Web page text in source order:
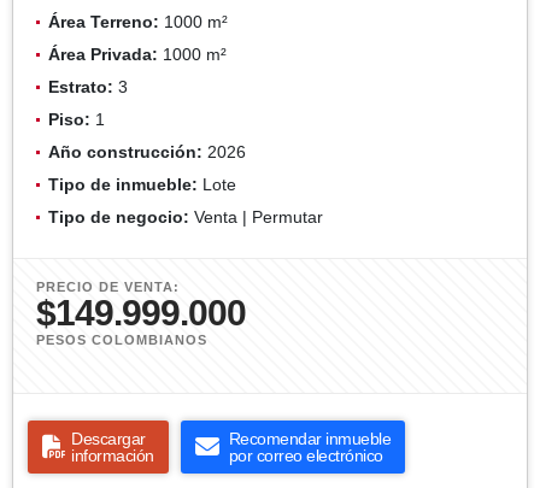
Área Terreno: 1000 m²
Área Privada: 1000 m²
Estrato: 3
Piso: 1
Año construcción: 2026
Tipo de inmueble: Lote
Tipo de negocio: Venta | Permutar
PRECIO DE VENTA:
$149.999.000
PESOS COLOMBIANOS
Descargar
información
Recomendar inmueble
por correo electrónico